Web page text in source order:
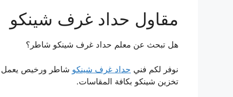
مقاول حداد غرف شينكو
هل تبحث عن معلم حداد غرف شينكو شاطر؟
نوفر لكم فني حداد غرف شينكو شاطر ورخيص يعمل
تخزين شينكو بكافة المقاسات.